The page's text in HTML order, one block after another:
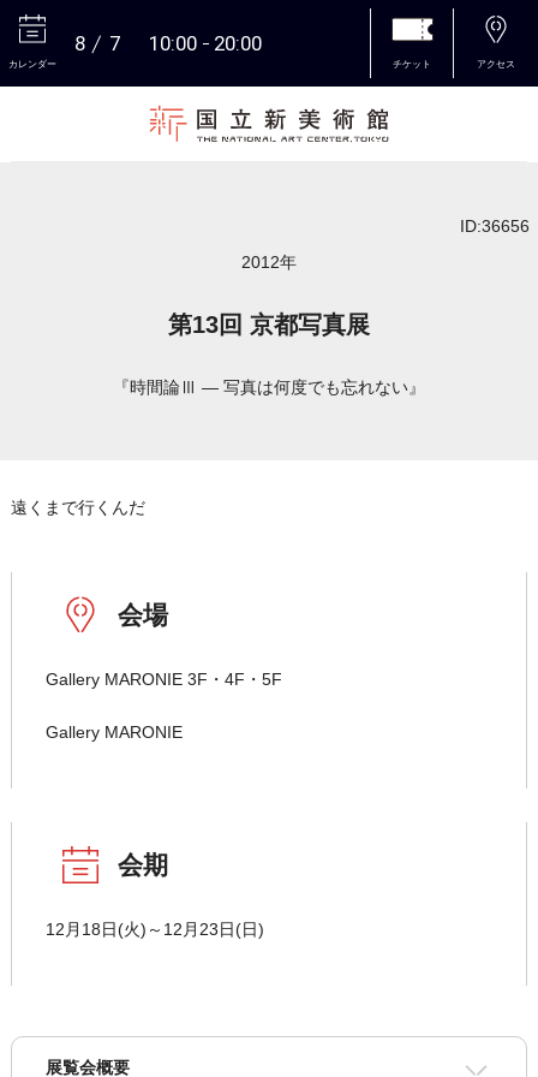
カレンダー
8 7 10:00 20:00
チケット アクセス
ID:36656
2012年
第13回 京都写真展
『時間論Ⅲ ― 写真は何度でも忘れない』
遠くまで行くんだ
会場
Gallery MARONIE 3F・4F・5F
Gallery MARONIE
会期
12月18日(火)～12月23日(日)
展覧会概要